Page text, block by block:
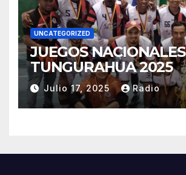
UNCATEGORIZED
JUEGOS NACIONALES
TUNGURAHUA 2025
Julio 17, 2025 Radio